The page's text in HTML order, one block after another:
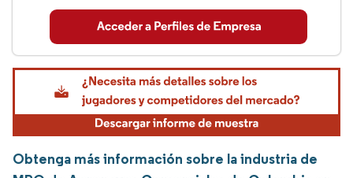
Obtenga más información sobre la industria de